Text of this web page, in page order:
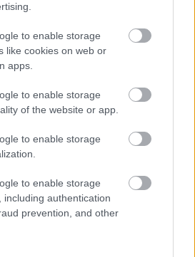
to enable storage
like cookies on web or
apps.
to enable storage
of the website or app.
to enable storage
to enable storage
including authentication
prevention, and other